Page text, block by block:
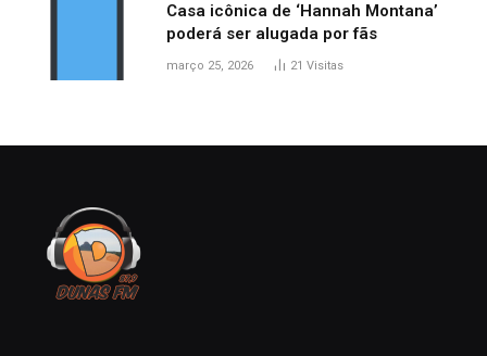
Casa icônica de ‘Hannah Montana’
poderá ser alugada por fãs
março 25, 2026 21 Visitas